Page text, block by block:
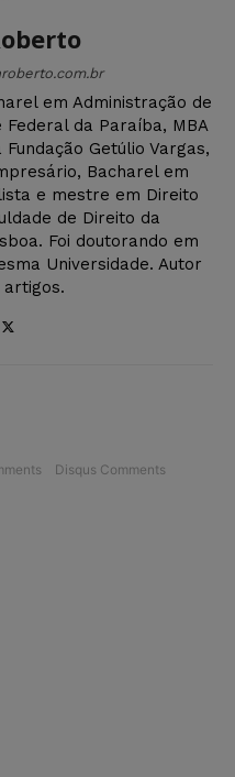
em Administração de
da Paraíba, MBA
Getúlio Vargas,
Bacharel em
e mestre em Direito
de Direito da
Foi doutorando em
Universidade. Autor
Disqus Comments